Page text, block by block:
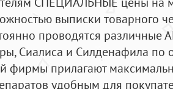
выписки товарного
проводятся
Сиалиса и Силденафила по
фирмы прилагают
удобным для